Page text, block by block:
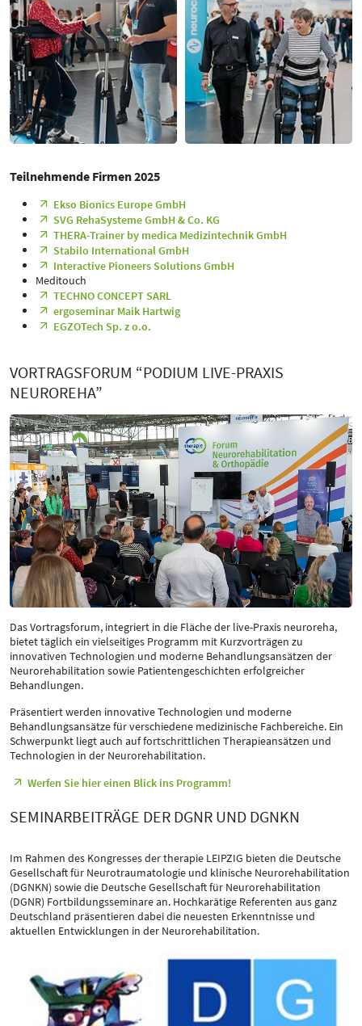
Teilnehmende Firmen 2025
Ekso Bionics Europe GmbH
SVG RehaSysteme GmbH & Co. KG
THERA-Trainer by medica Medizintechnik GmbH
Stabilo International GmbH
Interactive Pioneers Solutions GmbH
Meditouch
TECHNO CONCEPT SARL
ergoseminar Maik Hartwig
EGZOTech Sp. z o.o.
VORTRAGSFORUM “PODIUM LIVE-PRAXIS
NEUROREHA”
Das Vortragsforum, integriert in die Fläche der live-Praxis neuroreha,
bietet täglich ein vielseitiges Programm mit Kurzvorträgen zu
innovativen Technologien und moderne Behandlungsansätzen der
Neurorehabilitation sowie Patientengeschichten erfolgreicher
Behandlungen.
Präsentiert werden innovative Technologien und moderne
Behandlungsansätze für verschiedene medizinische Fachbereiche. Ein
Schwerpunkt liegt auch auf fortschrittlichen Therapieansätzen und
Technologien in der Neurorehabilitation.
Werfen Sie hier einen Blick ins Programm!
SEMINARBEITRÄGE DER DGNR UND DGNKN
Im Rahmen des Kongresses der therapie LEIPZIG bieten die Deutsche
Gesellschaft für Neurotraumatologie und klinische Neurorehabilitation
(DGNKN) sowie die Deutsche Gesellschaft für Neurorehabilitation
(DGNR) Fortbildungsseminare an. Hochkarätige Referenten aus ganz
Deutschland präsentieren dabei die neuesten Erkenntnisse und
aktuellen Entwicklungen in der Neurorehabilitation.